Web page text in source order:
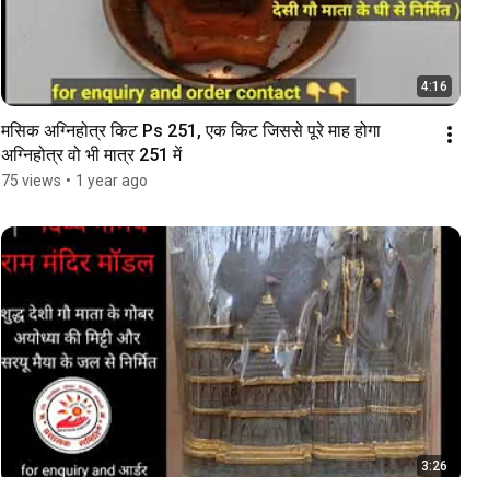
4:16
मसिक अग्निहोत्र किट Ps 251, एक किट जिससे पूरे माह होगा
अग्निहोत्र वो भी मात्र ₹251 में
75 views • 1 year ago
3:26